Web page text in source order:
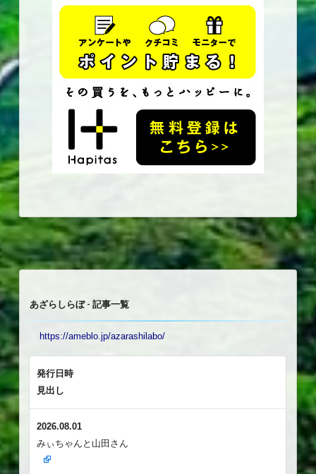
あざらしらぼ - 記事一覧
https://ameblo.jp/azarashilabo/
発行日時
見出し
2026.08.01
みぃちゃんと山田さん